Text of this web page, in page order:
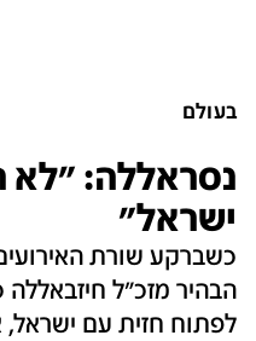
בעולם
נסראללה: "לא
ישראל"
כשברקע שורת
הבהיר מזכ"ל חיזבאללה
לפתוח חזית עם ישראל,